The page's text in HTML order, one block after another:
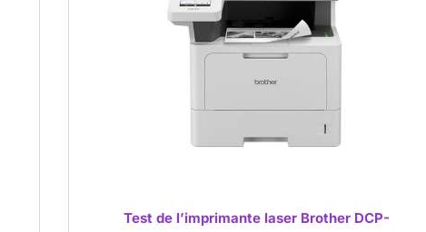
Test de l’imprimante laser Brother DCP-